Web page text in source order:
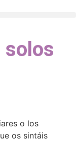
solos
o los
os sintáis